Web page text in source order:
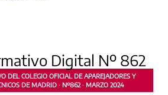
Digital Nº 862
DEL COLEGIO OFICIAL DE APAREJADORES Y
DE MADRID · Nº862 · MARZO 2024